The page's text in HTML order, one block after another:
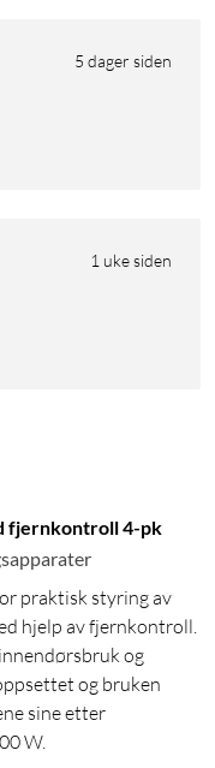
5 dager siden
1 uke siden
fjernkontroll 4-pk
praktisk styring av
hjelp av fjernkontroll.
og
og bruken
sine etter
W.